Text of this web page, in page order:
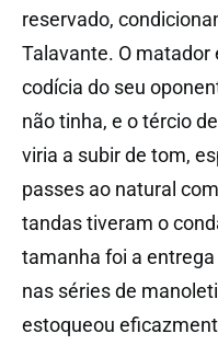
reservado,
Talavante. O
codícia do seu
não tinha, e o tércio
viria a subir de tom,
passes ao natural
tandas tiveram o
tamanha foi a
nas séries de
estoqueou